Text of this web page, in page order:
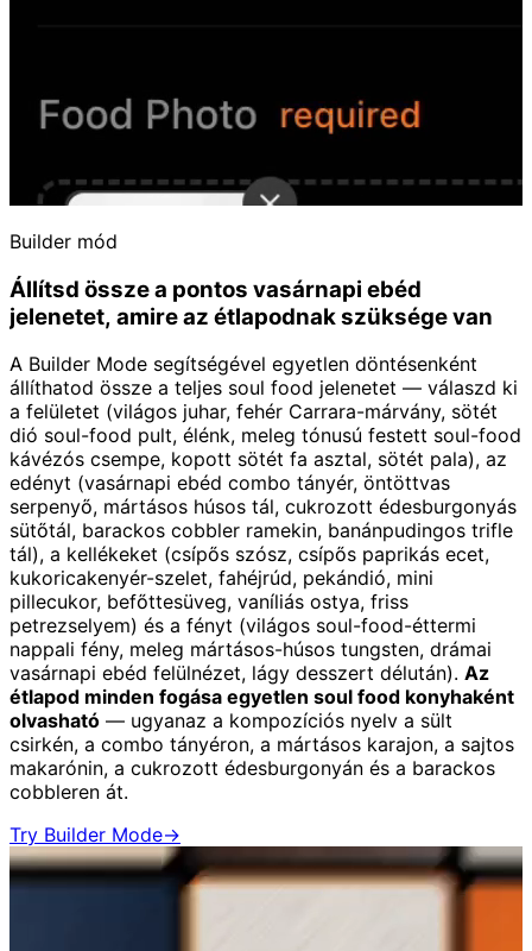
Builder mód
Állítsd össze a pontos vasárnapi ebéd
jelenetet, amire az étlapodnak szüksége van
A Builder Mode segítségével egyetlen döntésenként
állíthatod össze a teljes soul food jelenetet — válaszd ki
a felületet (világos juhar, fehér Carrara-márvány, sötét
dió soul-food pult, élénk, meleg tónusú festett soul-food
kávézós csempe, kopott sötét fa asztal, sötét pala), az
edényt (vasárnapi ebéd combo tányér, öntöttvas
serpenyő, mártásos húsos tál, cukrozott édesburgonyás
sütőtál, barackos cobbler ramekin, banánpudingos trifle
tál), a kellékeket (csípős szósz, csípős paprikás ecet,
kukoricakenyér-szelet, fahéjrúd, pekándió, mini
pillecukor, befőttesüveg, vaníliás ostya, friss
petrezselyem) és a fényt (világos soul-food-éttermi
nappali fény, meleg mártásos-húsos tungsten, drámai
vasárnapi ebéd felülnézet, lágy desszert délután). Az
étlapod minden fogása egyetlen soul food konyhaként
olvasható — ugyanaz a kompozíciós nyelv a sült
csirkén, a combo tányéron, a mártásos karajon, a sajtos
makarónin, a cukrozott édesburgonyán és a barackos
cobbleren át.
Try Builder Mode→